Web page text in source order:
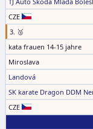
CZE
3. 🥉
kata frauen 14-15 jahre
Miroslava
Landová
SK karate Dragon DDM
CZE